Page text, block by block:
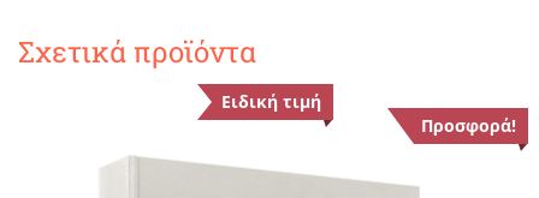
Σχετικά προϊόντα
Προσφορά!
Ειδική τιμή